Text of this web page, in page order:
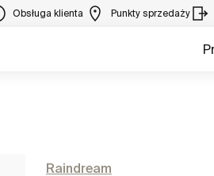
Obsługa klienta Punkty sprzedaży
Raindream